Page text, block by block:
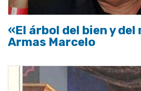
«El árbol del bien y del
Armas Marcelo